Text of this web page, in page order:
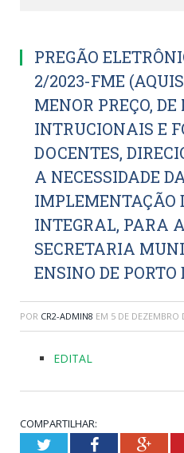
PREGÃO
2/2023-FME
MENOR PREÇO,
INTRUCIONAIS E
DOCENTES,
A NECESSIDADE
IMPLEMENTAÇÃO
INTEGRAL, PARA
SECRETARIA
ENSINO DE PORTO
POR CR2-ADMIN8 EM 5 DE DEZEMBRO
EDITAL
COMPARTILHAR:
TwitterFacebook